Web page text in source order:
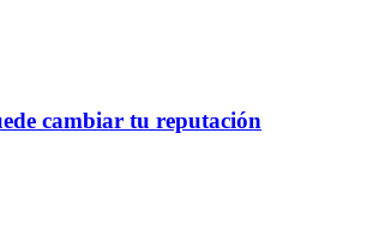
cambiar tu reputación